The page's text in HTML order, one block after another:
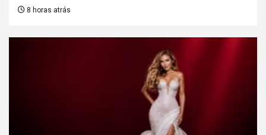
8 horas atrás